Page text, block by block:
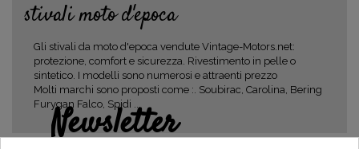
stivali moto d'epoca
Gli stivali da moto d'epoca vendute Vintage-Motors.net:
protezione, comfort e sicurezza. Rivestimento in pelle o
sintetico. I modelli sono numerosi e attraenti prezzo
Molti marchi sono proposti come :. Soubirac, Carolina, Bering
Furygan Falco, Spidi ...
Newsletter